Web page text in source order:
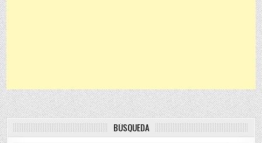
BÚSQUEDA